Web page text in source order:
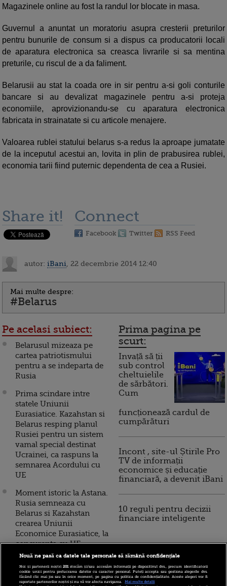
Magazinele online au fost la randul lor blocate in masa.
Guvernul a anuntat un moratoriu asupra cresterii preturilor
pentru bunurile de consum si a dispus ca producatorii locali
de aparatura electronica sa creasca livrarile si sa mentina
preturile, cu riscul de a da faliment.
Belarusii au stat la coada ore in sir pentru a-si goli conturile
bancare si au devalizat magazinele pentru a-si proteja
economiile, aprovizionandu-se cu aparatura electronica
fabricata in strainatate si cu articole menajere.
Valoarea rublei statului belarus s-a redus la aproape jumatate
de la inceputul acestui an, lovita in plin de prabusirea rublei,
economia tarii fiind puternic dependenta de cea a Rusiei.
Share it! Connect
Facebook Twitter RSS Feed
autor: iBani , 22 decembrie 2014 12:40
Mai multe despre:
#Belarus
Pe acelasi subiect:
Belarusul mizeaza pe
cartea patriotismului
pentru a se indeparta de
Rusia
Prima scindare intre
statele Uniunii
Eurasiatice. Kazahstan si
Belarus resping planul
Rusiei pentru un sistem
vamal special destinat
Ucrainei, ca raspuns la
semnarea Acordului cu
UE
Moment istoric la Astana.
Rusia semneaza cu
Belarus si Kazahstan
crearea Uniunii
Economice Eurasiatice, la
concurenta cu UE
ocupe Finlanda, tarile
baltice si Belarusul,
Prima pagina pe
scurt:
Invață să ții
sub control
cheltuielile
de sărbători.
Cum
funcționează cardul de
cumpărături
Incont , site-ul Știrile Pro
TV de informații
economice și educație
financiară, a devenit iBani
10 reguli pentru decizii
financiare inteligente
Nouă ne pasă ca datele tale personale să rămână confidențiale
Noi și partenerii noștri201stocăm și/sau accesăm informații pe dispozitivul dvs., precum identificatorii
cookie unici pentru prelucrarea datelor cu caracter personal. Puteți accepta sau gestiona alegerile dvs.
făcând clic mai jos sau în orice moment, pe pagina cu politica de confidențialitate. Aceste alegeri vor fi
raportate partenerilor noștri și nu vă vor afecta navigarea.
Mai multe detalii